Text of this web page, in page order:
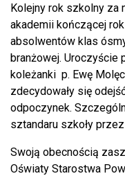
Kolejny rok szkolny za
akademii kończącej
absolwentów klas
branżowej. Uroczyście
koleżanki p. Ewę
zdecydowały się
odpoczynek.
sztandaru szkoły
Swoją obecnością
Oświaty Starostwa